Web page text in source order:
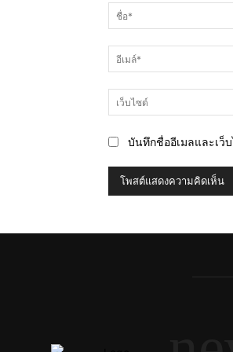
คิด
เห็น
บันทึกชื่ออีเมลและเว็